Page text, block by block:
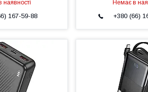
167-59-88
Немає в
+380 (66)